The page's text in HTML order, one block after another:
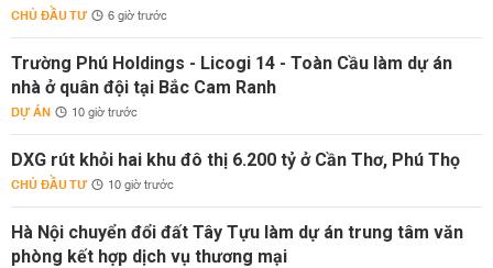
CHỦ ĐẦU TƯ 6 giờ trước
Trường Phú Holdings - Licogi 14 - Toàn Cầu làm dự án
nhà ở quân đội tại Bắc Cam Ranh
DỰ ÁN 10 giờ trước
DXG rút khỏi hai khu đô thị 6.200 tỷ ở Cần Thơ, Phú Thọ
CHỦ ĐẦU TƯ 10 giờ trước
Hà Nội chuyển đổi đất Tây Tựu làm dự án trung tâm văn
phòng kết hợp dịch vụ thương mại